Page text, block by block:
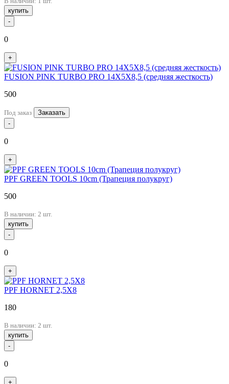
купить
-
0
+
FUSION PINK TURBO PRO 14X5X8,5 (средняя жесткость)
500
Под заказ
Заказать
-
0
+
PPF GREEN TOOLS 10cm (Трапеция полукруг)
500
В наличии: 2 шт.
купить
-
0
+
PPF HORNET 2,5X8
180
В наличии: 2 шт.
купить
-
0
+